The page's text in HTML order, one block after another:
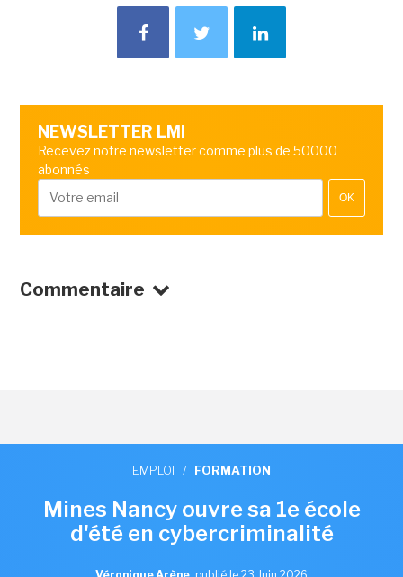
NEWSLETTER LMI
Recevez notre newsletter comme plus de 50000
abonnés
OK
Commentaire
EMPLOI / FORMATION
Mines Nancy ouvre sa 1e école
d'été en cybercriminalité